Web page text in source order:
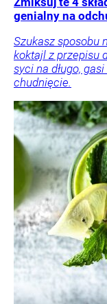
genialny na
Szukasz sposobu
koktajl z przepisu
syci na długo,
chudnięcie.